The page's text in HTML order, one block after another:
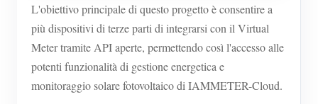
L'obiettivo principale di questo progetto è consentire a
più dispositivi di terze parti di integrarsi con il Virtual
Meter tramite API aperte, permettendo così l'accesso alle
potenti funzionalità di gestione energetica e
monitoraggio solare fotovoltaico di IAMMETER-Cloud.